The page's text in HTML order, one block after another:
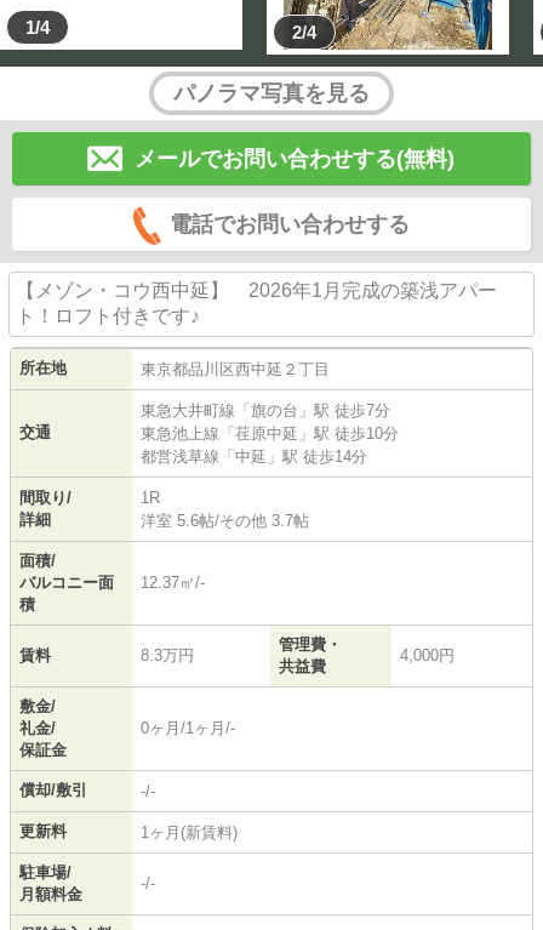
1/4 2/4
パノラマ写真を見る
メールでお問い合わせする(無料)
電話でお問い合わせする
【メゾン・コウ西中延】 2026年1月完成の築浅アパー
ト！ロフト付きです♪
所在地 東京都品川区西中延 ２丁目
交通
東急大井町線 「 旗の台 」駅 徒歩7分
東急池上線 「 荏原中延 」駅 徒歩10分
都営浅草線 「 中延 」駅 徒歩14分
間取り/
詳細
1R
洋室 5.6帖/その他 3.7帖
面積/
バルコニー面
積
12.37㎡/-
賃料 8.3万円
管理費・
共益費
4,000円
敷金/
礼金/
保証金
0ヶ月/1ヶ月/-
償却/敷引 -/-
更新料 1ヶ月(新賃料)
駐車場/
月額料金
-/-